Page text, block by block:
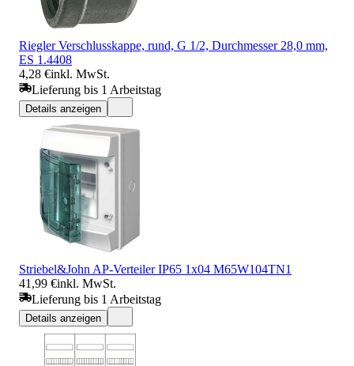
Riegler Verschlusskappe, rund, G 1/2, Durchmesser 28,0 mm,
ES 1.4408
4,28 €inkl. MwSt.
Lieferung bis 1 Arbeitstag
Details anzeigen
Striebel&John AP-Verteiler IP65 1x04 M65W104TN1
41,99 €inkl. MwSt.
Lieferung bis 1 Arbeitstag
Details anzeigen